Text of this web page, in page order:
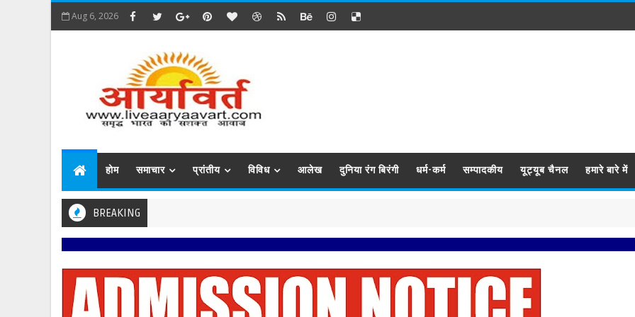
Aug 6, 2026
होम समाचार प्रांतीय विविध आलेख दुनिया रंग बिरंगी धर्म-कर्म सम्पादकीय यूट्यूब चैनल हमारे बारे में
BREAKING
प्रबिसि